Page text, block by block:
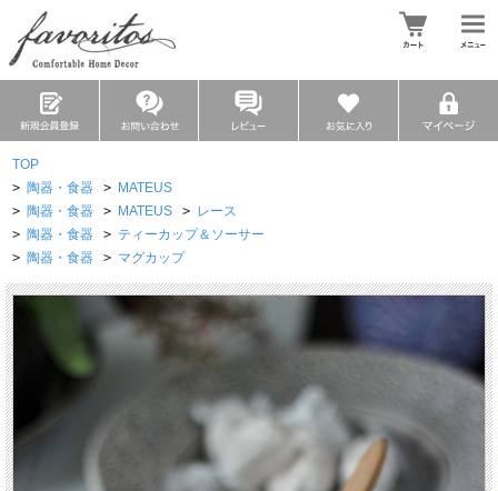
TOP
> 陶器・食器 > MATEUS
> 陶器・食器 > MATEUS > レース
> 陶器・食器 > ティーカップ＆ソーサー
> 陶器・食器 > マグカップ